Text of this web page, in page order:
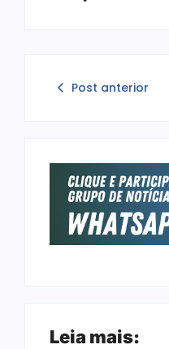
Post anterior
Leia mais: